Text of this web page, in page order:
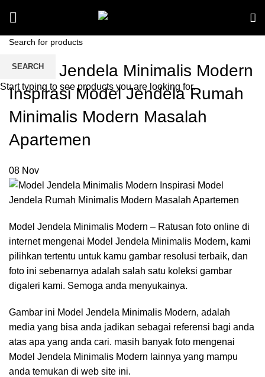
Model Jendela Minimalis Modern
Inspirasi Model Jendela Rumah
Minimalis Modern Masalah
Apartemen
08 Nov
Model Jendela Minimalis Modern – Ratusan foto online di
internet mengenai Model Jendela Minimalis Modern, kami
pilihkan tertentu untuk kamu gambar resolusi terbaik, dan
foto ini sebenarnya adalah salah satu koleksi gambar
digaleri kami. Semoga anda menyukainya.
Gambar ini Model Jendela Minimalis Modern, adalah
media yang bisa anda jadikan sebagai referensi bagi anda
atas apa yang anda cari. masih banyak foto mengenai
Model Jendela Minimalis Modern lainnya yang mampu
anda temukan di web site ini.
SEARCH
Start typing to see products you are looking for.